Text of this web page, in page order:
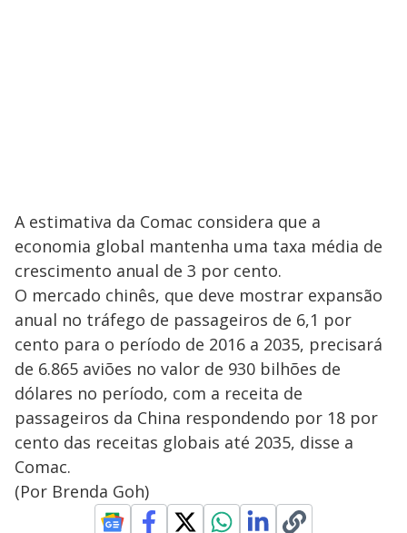
A estimativa da Comac considera que a
economia global mantenha uma taxa média de
crescimento anual de 3 por cento.
O mercado chinês, que deve mostrar expansão
anual no tráfego de passageiros de 6,1 por
cento para o período de 2016 a 2035, precisará
de 6.865 aviões no valor de 930 bilhões de
dólares no período, com a receita de
passageiros da China respondendo por 18 por
cento das receitas globais até 2035, disse a
Comac.
(Por Brenda Goh)